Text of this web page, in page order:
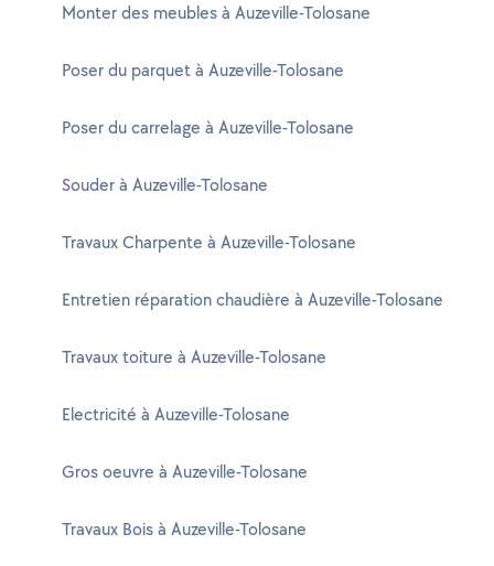
Monter des meubles à Auzeville-Tolosane
Poser du parquet à Auzeville-Tolosane
Poser du carrelage à Auzeville-Tolosane
Souder à Auzeville-Tolosane
Travaux Charpente à Auzeville-Tolosane
Entretien réparation chaudière à Auzeville-Tolosane
Travaux toiture à Auzeville-Tolosane
Electricité à Auzeville-Tolosane
Gros oeuvre à Auzeville-Tolosane
Travaux Bois à Auzeville-Tolosane